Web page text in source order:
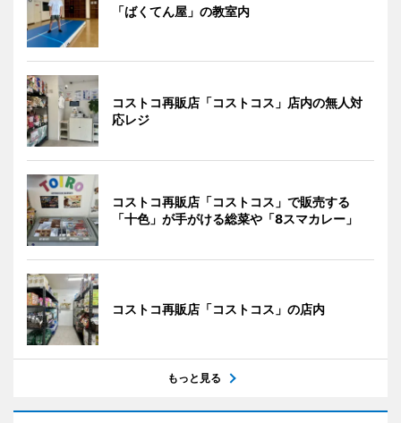
「ばくてん屋」の教室内
コストコ再販店「コストコス」店内の無人対
応レジ
コストコ再販店「コストコス」で販売する
「十色」が手がける総菜や「8スマカレー」
コストコ再販店「コストコス」の店内
もっと見る